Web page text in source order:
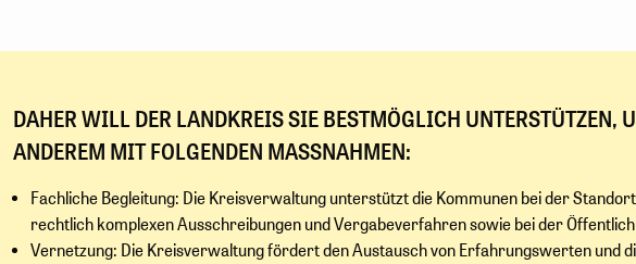
DAHER WILL DER LANDKREIS SIE BESTMÖGLICH UNTERSTÜTZEN,
ANDEREM MIT FOLGENDEN MASSNAHMEN:
Fachliche Begleitung: Die Kreisverwaltung unterstützt die Kommunen bei der
rechtlich komplexen Ausschreibungen und Vergabeverfahren sowie bei der
Vernetzung: Die Kreisverwaltung fördert den Austausch von Erfahrungswerten und